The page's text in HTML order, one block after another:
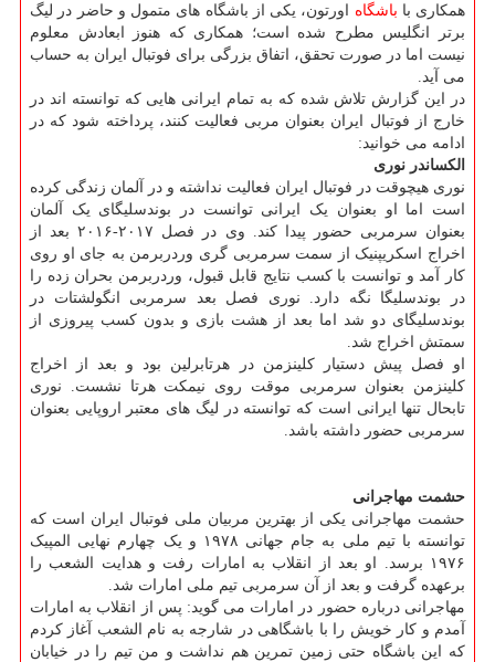
همکاری با باشگاه اورتون، یکی از باشگاه های متمول و حاضر در لیگ
برتر انگلیس مطرح شده است؛ همکاری که هنوز ابعادش معلوم
نیست اما در صورت تحقق، اتفاق بزرگی برای فوتبال ایران به حساب
می آید.
در این گزارش تلاش شده که به تمام ایرانی هایی که توانسته اند در
خارج از فوتبال ایران بعنوان مربی فعالیت کنند، پرداخته شود که در
ادامه می خوانید:
الکساندر نوری
نوری هیچوقت در فوتبال ایران فعالیت نداشته و در آلمان زندگی کرده
است اما او بعنوان یک ایرانی توانست در بوندسلیگای یک آلمان
بعنوان سرمربی حضور پیدا کند. وی در فصل ۲۰۱۷-۲۰۱۶ بعد از
اخراج اسکریپنیک از سمت سرمربی گری وردربرمن به جای او روی
کار آمد و توانست با کسب نتایج قابل قبول، وردربرمن بحران زده را
در بوندسلیگا نگه دارد. نوری فصل بعد سرمربی انگولشتات در
بوندسلیگای دو شد اما بعد از هشت بازی و بدون کسب پیروزی از
سمتش اخراج شد.
او فصل پیش دستیار کلینزمن در هرتابرلین بود و بعد از اخراج
کلینزمن بعنوان سرمربی موقت روی نیمکت هرتا نشست. نوری
تابحال تنها ایرانی است که توانسته در لیگ های معتبر اروپایی بعنوان
سرمربی حضور داشته باشد.
حشمت مهاجرانی
حشمت مهاجرانی یکی از بهترین مربیان ملی فوتبال ایران است که
توانسته با تیم ملی به جام جهانی ۱۹۷۸ و یک چهارم نهایی المپیک
۱۹۷۶ برسد. او بعد از انقلاب به امارات رفت و هدایت الشعب را
برعهده گرفت و بعد از آن سرمربی تیم ملی امارات شد.
مهاجرانی درباره حضور در امارات می گوید: پس از انقلاب به امارات
آمدم و کار خویش را با باشگاهی در شارجه به نام الشعب آغاز کردم
که این باشگاه حتی زمین تمرین هم نداشت و من تیم را در خیابان